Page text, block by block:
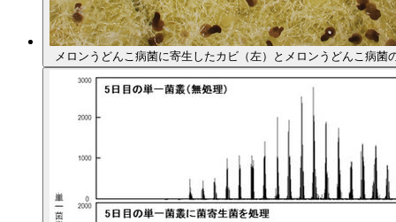
メロンうどんこ病菌に寄生したカビ（左）とメロンうどんこ病